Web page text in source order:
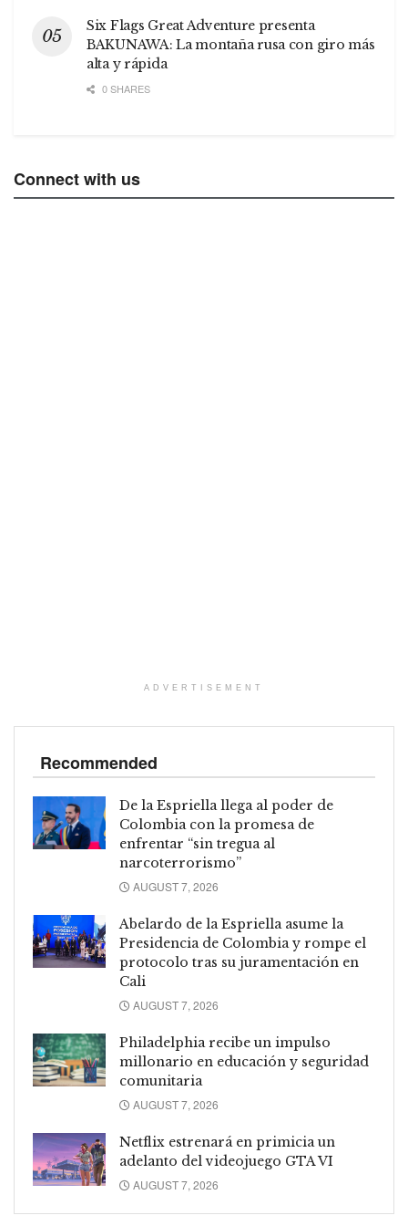
Six Flags Great Adventure presenta
BAKUNAWA: La montaña rusa con giro más
alta y rápida
0 SHARES
Connect with us
ADVERTISEMENT
Recommended
De la Espriella llega al poder de
Colombia con la promesa de
enfrentar “sin tregua al
narcoterrorismo”
AUGUST 7, 2026
Abelardo de la Espriella asume la
Presidencia de Colombia y rompe el
protocolo tras su juramentación en
Cali
AUGUST 7, 2026
Philadelphia recibe un impulso
millonario en educación y seguridad
comunitaria
AUGUST 7, 2026
Netflix estrenará en primicia un
adelanto del videojuego GTA VI
AUGUST 7, 2026